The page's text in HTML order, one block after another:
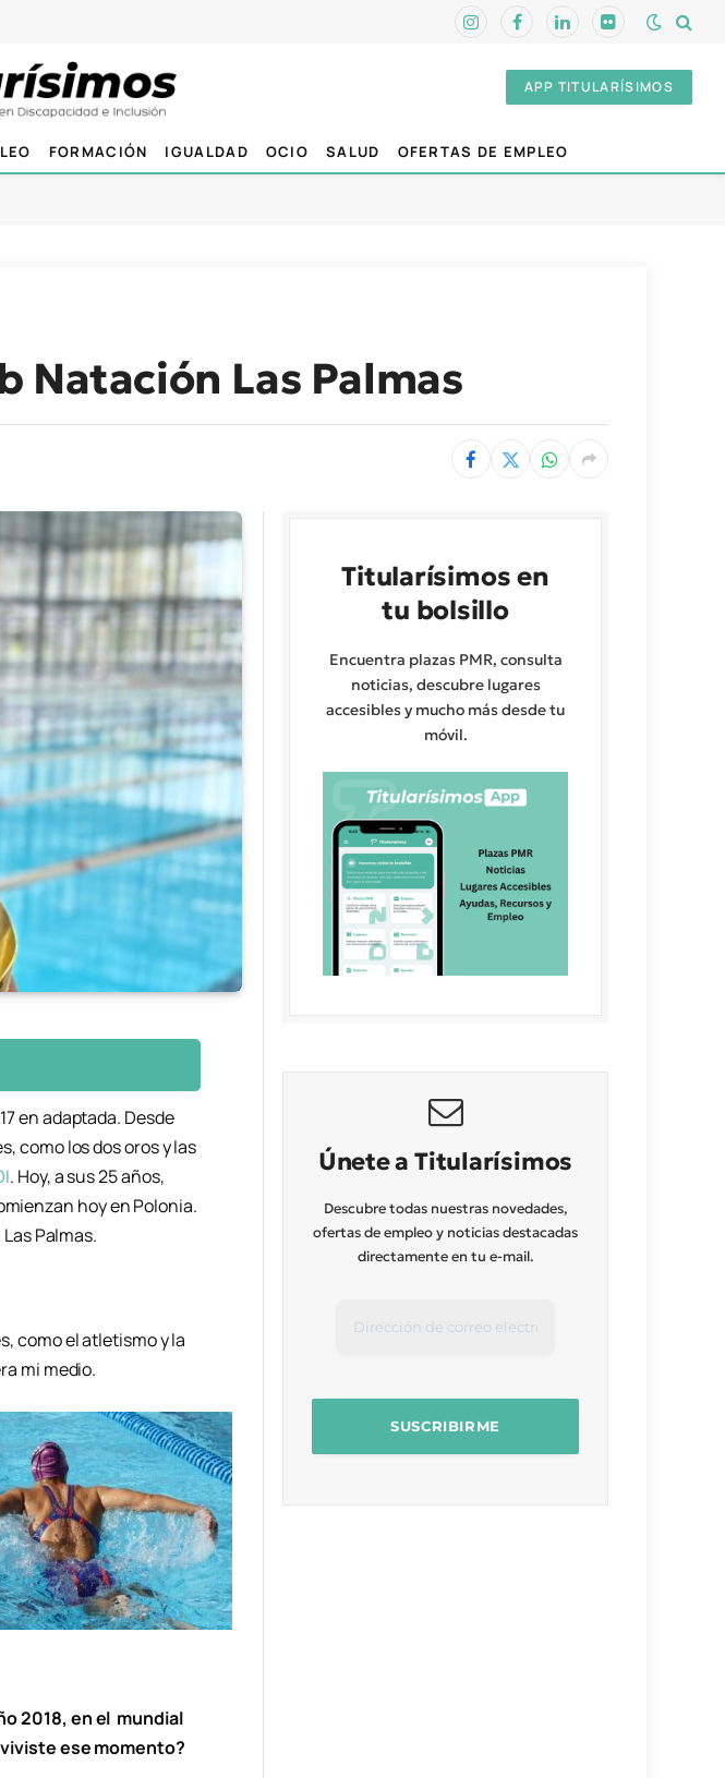
InstagramFacebookLinkedInFlickr
APP TITULARÍSIMOS
FORMACIÓN IGUALDAD OCIO SALUD OFERTAS DE EMPLEO
Natación Las Palmas
en adaptada. Desde
como los dos oros y las
. Hoy, a sus 25 años,
hoy en Polonia.
Palmas.
como el atletismo y la
mi medio.
2018, en el mundial
ese momento?
Titularísimos en
tu bolsillo
Encuentra plazas PMR, consulta
noticias, descubre lugares
accesibles y mucho más desde tu
móvil.
Únete a Titularísimos
Descubre todas nuestras novedades,
ofertas de empleo y noticias destacadas
directamente en tu e-mail.